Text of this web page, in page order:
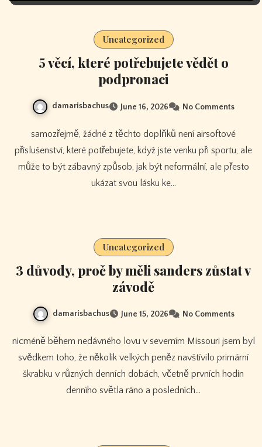
Uncategorized
5 věcí, které potřebujete vědět o
podpronaci
damarisbachus June 16, 2026 No Comments
samozřejmě, žádné z těchto doplňků není airsoftové
příslušenství, které potřebujete, když jste venku při sportu, ale
může to být zábavný způsob, jak být neformální, ale přesto
ukázat svou lásku ke…
Uncategorized
3 důvody, proč by měli sanders zůstat v
závodě
damarisbachus June 15, 2026 No Comments
nicméně během nedávného lovu v severním Missouri jsem byl
svědkem toho, že několik velkých peněz navštívilo primární
škrabku v různých denních dobách, včetně prvních hodin
denního světla ráno a posledních…